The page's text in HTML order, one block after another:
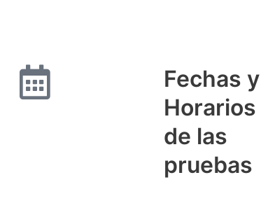
Fechas y
Horarios
de las
pruebas